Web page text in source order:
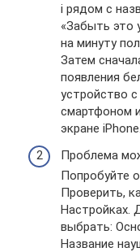
i рядом с
«Забыть это
на минуту
Затем
появления
устройство
смартфоном
экране iPhone.
Проблема
Попробуйте
Проверить,
Настройках.
выбрать:
Название